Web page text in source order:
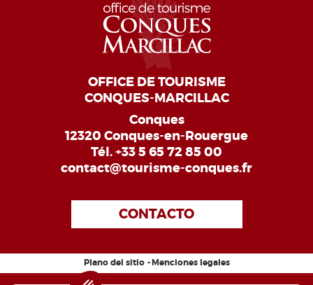
OFFICE DE TOURISME
CONQUES-MARCILLAC
Conques
12320 Conques-en-Rouergue
Tél.+33 5 65 72 85 00
contact@tourisme-conques.fr
CONTACTO
Plano del sitio Menciones legales